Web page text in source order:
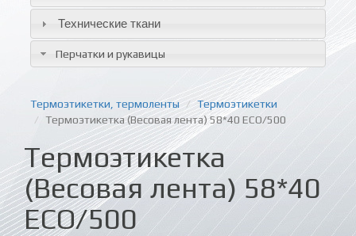
Технические ткани
Перчатки и рукавицы
Термоэтикетки, термоленты
Термоэтикетки
Термоэтикетка (Весовая лента) 58*40 ECO/500
Термоэтикетка
(Весовая лента) 58*40
ECO/500